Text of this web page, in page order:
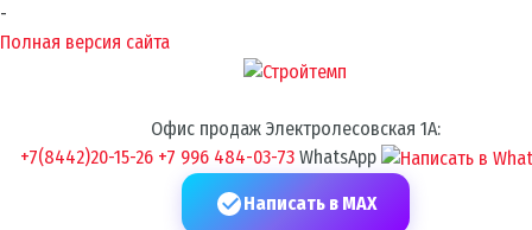
-
Полная версия сайта
Офис продаж Электролесовская 1А:
+7(8442)20-15-26 +7 996 484-03-73 WhatsApp
Написать в MAX